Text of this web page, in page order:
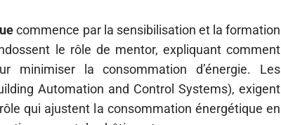
commence par la sensibilisation et la formation
le rôle de mentor, expliquant comment
minimiser la consommation d’énergie. Les
Automation and Control Systems), exigent
qui ajustent la consommation énergétique en